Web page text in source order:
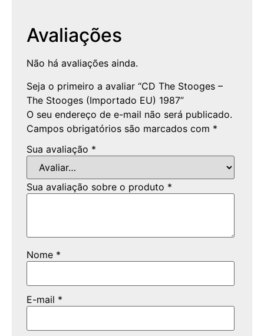
Avaliações
Não há avaliações ainda.
Seja o primeiro a avaliar “CD The Stooges –
The Stooges (Importado EU) 1987”
O seu endereço de e-mail não será publicado.
Campos obrigatórios são marcados com *
Sua avaliação *
Sua avaliação sobre o produto *
Nome *
E-mail *